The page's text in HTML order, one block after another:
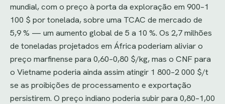
mundial, com o preço à porta da exploração em 900–1
100 $ por tonelada, sobre uma TCAC de mercado de
5,9 % — um aumento global de 5 a 10 %. Os 2,7 milhões
de toneladas projetados em África poderiam aliviar o
preço marfinense para 0,60–0,80 $/kg, mas o CNF para
o Vietname poderia ainda assim atingir 1 800–2 000 $/t
se as proibições de processamento e exportação
persistirem. O preço indiano poderia subir para 0,80–1,00